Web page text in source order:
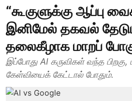
“கூகுளுக்கு ஆப்பு
இனிமேல் தகவல்
தலைகீழாக மாறப்
இப்போது AI கருவிகள் வந்த பிறகு,
கேள்வியைக் கேட்டால் போதும்.